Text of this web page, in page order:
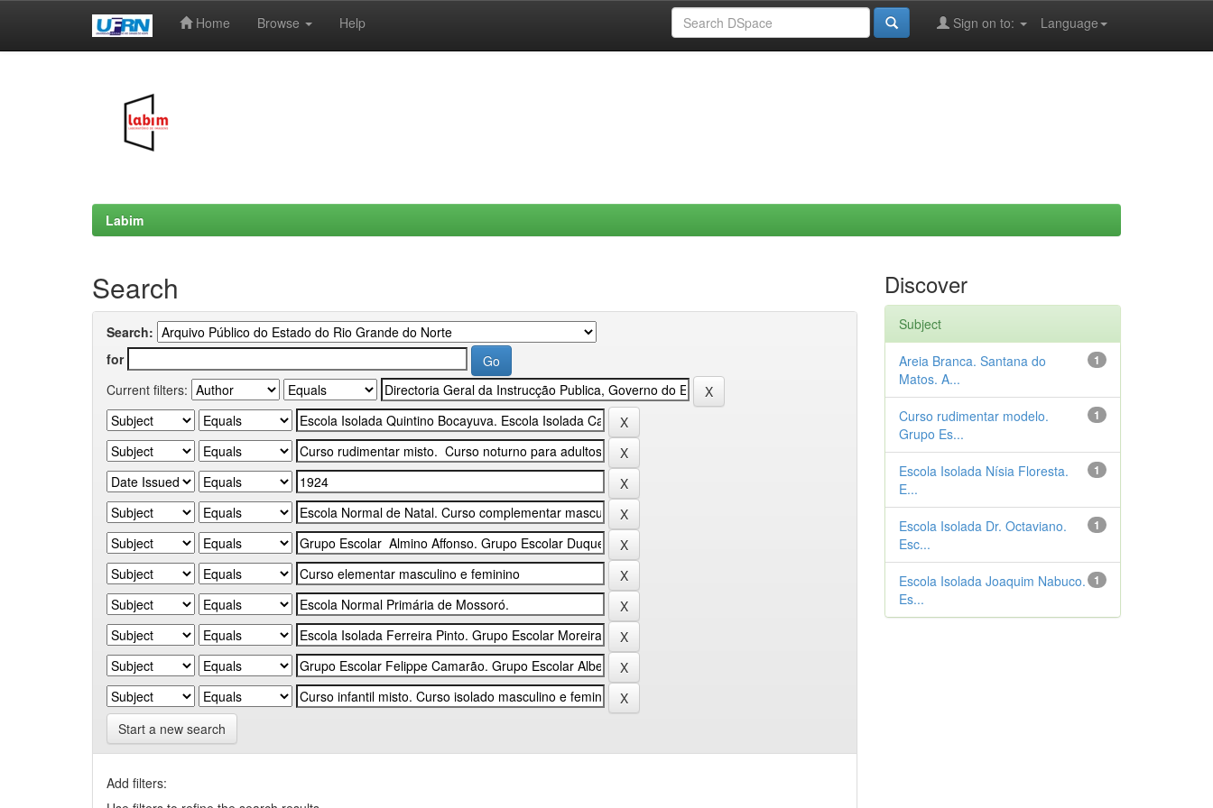
Home Browse Help Language
Sign on to:
Labim
Search
Search:
for
Current filters:
Start a new search
Add filters:
Discover
Subject
1
Areia Branca. Santana do
Matos. A...
1
Curso rudimentar modelo.
Grupo Es...
1
Escola Isolada Nísia Floresta.
E...
1
Escola Isolada Dr. Octaviano.
Esc...
1
Escola Isolada Joaquim Nabuco.
Es...